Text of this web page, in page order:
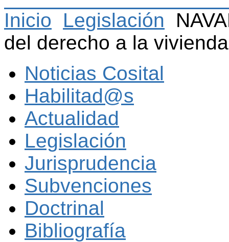
Inicio Legislación
del derecho a la vivienda
Noticias Cosital
Habilitad@s
Actualidad
Legislación
Jurisprudencia
Subvenciones
Doctrinal
Bibliografía